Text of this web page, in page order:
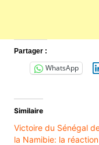
Partager :
WhatsApp
Similaire
Victoire du Sénégal
la Namibie: la